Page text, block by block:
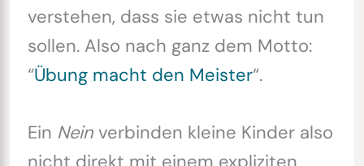
verstehen, dass sie etwas nicht tun
sollen. Also nach ganz dem Motto:
“Übung macht den Meister“.
Ein Neinverbinden kleine Kinder also